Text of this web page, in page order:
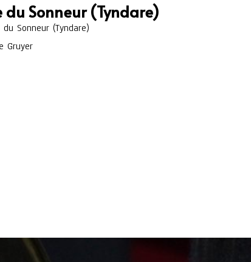
Sonneur (Tyndare)
Sonneur (Tyndare)
Gruyer